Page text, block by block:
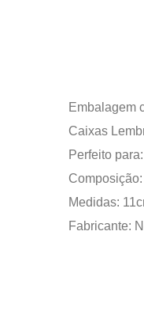
Embalagem
Caixas
Perfeito
Medidas:
Fabricante: